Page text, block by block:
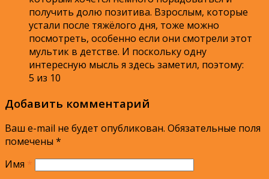
получить долю позитива. Взрослым, которые
устали после тяжёлого дня, тоже можно
посмотреть, особенно если они смотрели этот
мультик в детстве. И поскольку одну
интересную мысль я здесь заметил, поэтому:
5 из 10
Добавить комментарий
Ваш e-mail не будет опубликован. Обязательные поля
помечены *
Имя *